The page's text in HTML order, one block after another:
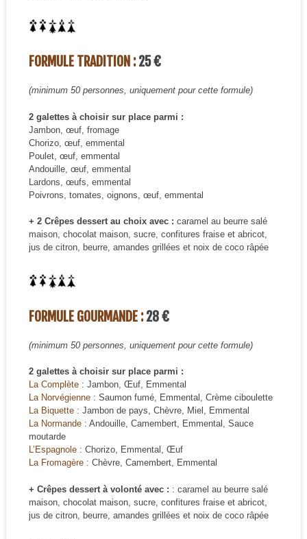
FORMULE TRADITION :25 €
(minimum 50 personnes, uniquement pour cette formule)
2 galettes à choisir sur place parmi :
Jambon, œuf, fromage
Chorizo, œuf, emmental
Poulet, œuf, emmental
Andouille, œuf, emmental
Lardons, œufs, emmental
Poivrons, tomates, oignons, œuf, emmental
+ 2 Crêpes dessert au choix avec : caramel au beurre salé
maison, chocolat maison, sucre, confitures fraise et abricot,
jus de citron, beurre, amandes grillées et noix de coco râpée
FORMULE GOURMANDE :28 €
(minimum 50 personnes, uniquement pour cette formule)
2 galettes à choisir sur place parmi :
La Complète : Jambon, Œuf, Emmental
La Norvégienne : Saumon fumé, Emmental, Crème ciboulette
La Biquette : Jambon de pays, Chèvre, Miel, Emmental
La Normande : Andouille, Camembert, Emmental, Sauce
moutarde
L’Espagnole : Chorizo, Emmental, Œuf
La Fromagère : Chèvre, Camembert, Emmental
+ Crêpes dessert à volonté avec : : caramel au beurre salé
maison, chocolat maison, sucre, confitures fraise et abricot,
jus de citron, beurre, amandes grillées et noix de coco râpée